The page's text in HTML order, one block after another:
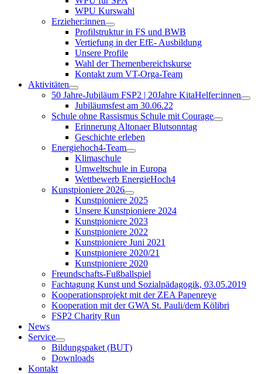
WPU Kurswahl
Erzieher:innen
Profilstruktur in FS und BWB
Vertiefung in der EfE- Ausbildung
Unsere Profile
Wahl der Themenbereichskurse
Kontakt zum VT-Orga-Team
Aktivitäten
50 Jahre-Jubiläum FSP2 | 20Jahre KitaHelfer:innen
Jubiläumsfest am 30.06.22
Schule ohne Rassismus Schule mit Courage
Erinnerung Altonaer Blutsonntag
Geschichte erleben
Energiehoch4-Team
Klimaschule
Umweltschule in Europa
Wettbewerb EnergieHoch4
Kunstpioniere 2026
Kunstpioniere 2025
Unsere Kunstpioniere 2024
Kunstpioniere 2023
Kunstpioniere 2022
Kunstpioniere Juni 2021
Kunstpioniere 2020/21
Kunstpioniere 2020
Freundschafts-Fußballspiel
Fachtagung Kunst und Sozialpädagogik, 03.05.2019
Kooperationsprojekt mit der ZEA Papenreye
Kooperation mit der GWA St. Pauli/dem Kölibri
FSP2 Charity Run
News
Service
Bildungspaket (BUT)
Downloads
Kontakt